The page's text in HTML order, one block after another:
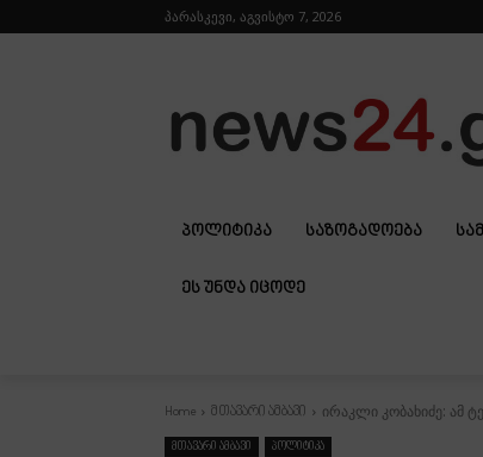
პარასკევი, აგვისტო 7, 2026
ᲞᲝᲚᲘᲢᲘᲙᲐ ᲡᲐᲖᲝᲒᲐᲓᲝᲔᲑᲐ
ᲔᲡ ᲣᲜᲓᲐ ᲘᲪᲝᲓᲔ
Home მთავარი ამბავი ირაკლი კობახიძე: ამ
მთავარი ამბავი პოლიტიკა